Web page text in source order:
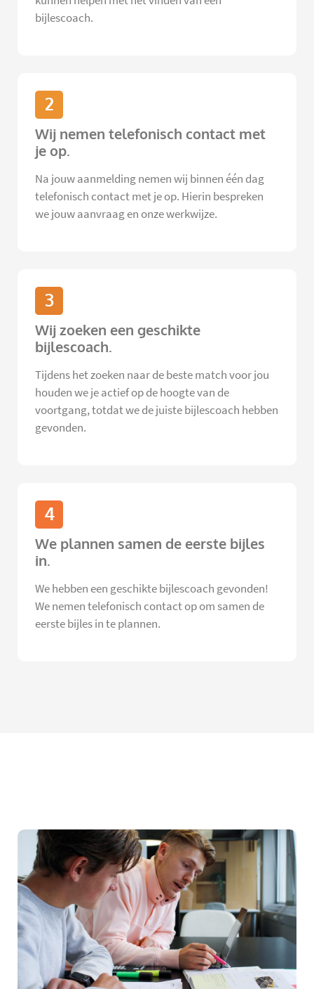
bijlescoach.
2
Wij nemen telefonisch contact met
je op.
Na jouw aanmelding nemen wij binnen één dag
telefonisch contact met je op. Hierin bespreken
we jouw aanvraag en onze werkwijze.
3
Wij zoeken een geschikte
bijlescoach.
Tijdens het zoeken naar de beste match voor jou
houden we je actief op de hoogte van de
voortgang, totdat we de juiste bijlescoach hebben
gevonden.
4
We plannen samen de eerste bijles
in.
We hebben een geschikte bijlescoach gevonden!
We nemen telefonisch contact op om samen de
eerste bijles in te plannen.